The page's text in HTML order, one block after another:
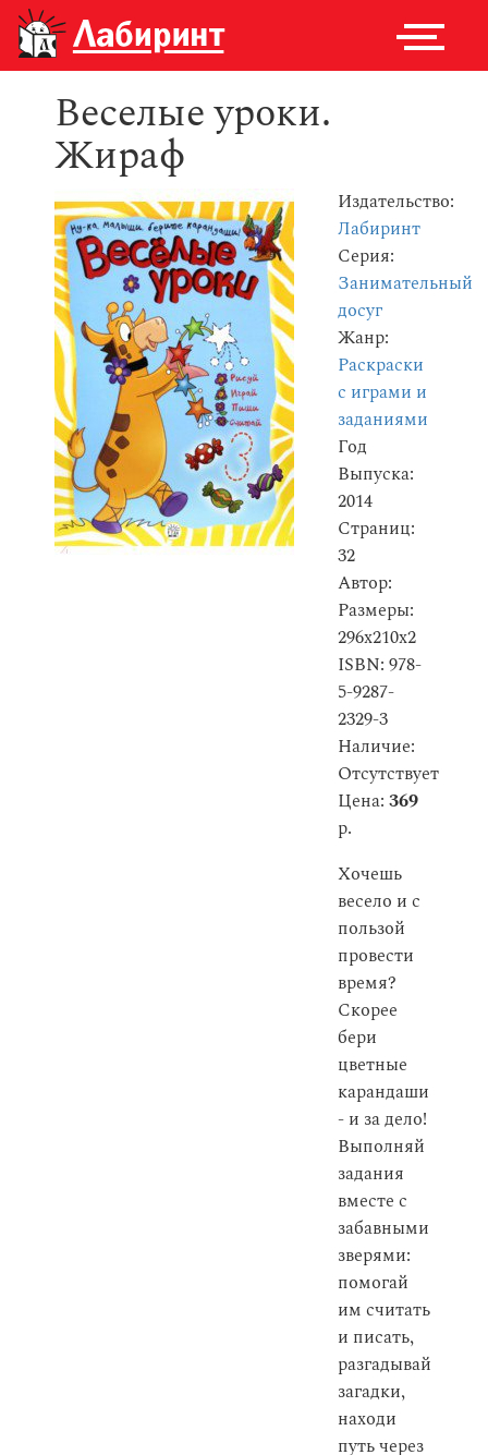
Веселые уроки.
Жираф
Издательство:
Лабиринт
Серия:
Занимательный
досуг
Жанр:
Раскраски
с играми и
заданиями
Год
Выпуска:
2014
Страниц:
32
Автор:
Размеры:
296x210x2
ISBN: 978-
5-9287-
2329-3
Наличие:
Отсутствует
Цена: 369
р.
Хочешь
весело и с
пользой
провести
время?
Скорее
бери
цветные
карандаши
- и за дело!
Выполняй
задания
вместе с
забавными
зверями:
помогай
им считать
и писать,
разгадывай
загадки,
находи
путь через